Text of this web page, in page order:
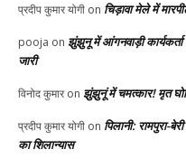
प्रदीप कुमार योगी on चिड़ावा मेले में
pooja on झुंझुनू में आंगनवाड़ी कार्यकर्ता
जारी
विनोद कुमारon झुंझुनूं में चमत्कार! मृत
प्रदीप कुमार योगी on पिलानी: रामपुरा-
का शिलान्यास